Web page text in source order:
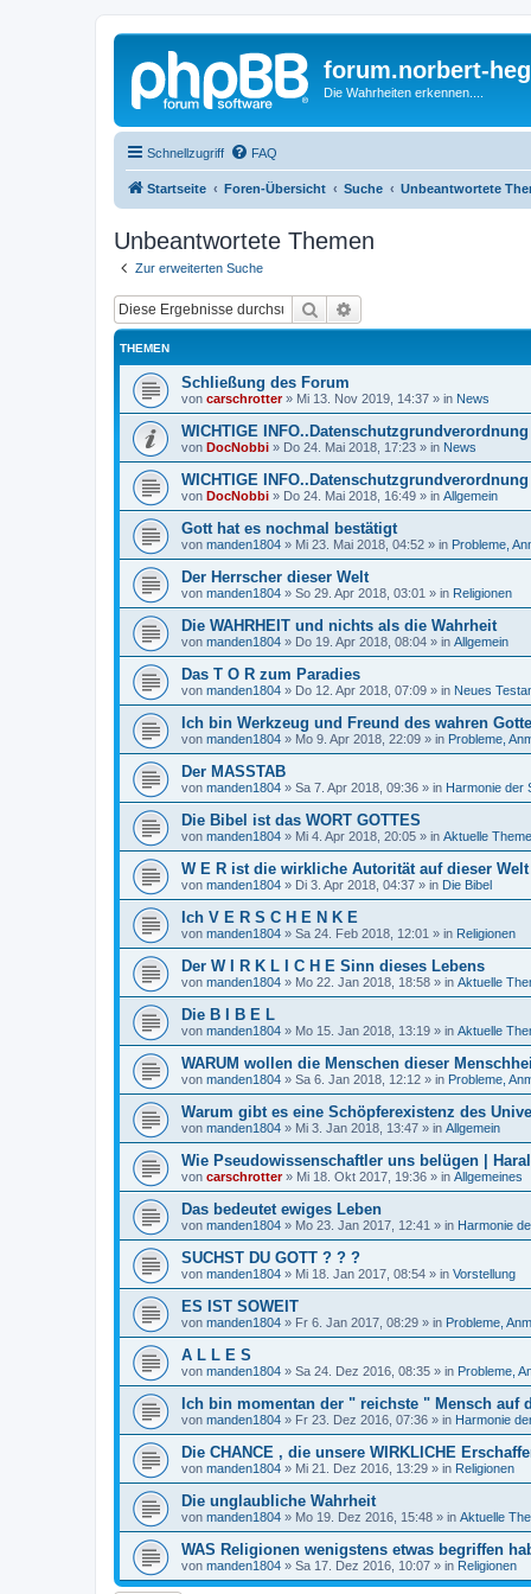
forum.norbert-
Die Wahrheiten erkennen....
Schnellzugriff FAQ
Startseite Foren-Übersicht Suche Unbeantwortete
Unbeantwortete Themen
Zur erweiterten Suche
Suche
THEMEN
Schließung des Forum
von carschrotter» Mi 13. Nov 2019, 14:37 » in News
WICHTIGE INFO..Datenschutzgrundverordnung
von DocNobbi » Do 24. Mai 2018, 17:23 » in News
WICHTIGE INFO..Datenschutzgrundverordnung
von DocNobbi » Do 24. Mai 2018, 16:49 » in Allgemein
Gott hat es nochmal bestätigt
von manden1804 » Mi 23. Mai 2018, 04:52 » in Probleme,
Der Herrscher dieser Welt
von manden1804 » So 29. Apr 2018, 03:01 » in Religionen
Die WAHRHEIT und nichts als die Wahrheit
von manden1804 » Do 19. Apr 2018, 08:04 » in Allgemein
Das T O R zum Paradies
von manden1804 » Do 12. Apr 2018, 07:09 » in Neues
Ich bin Werkzeug und Freund des wahren
von manden1804 » Mo 9. Apr 2018, 22:09 » in Probleme,
Der MASSTAB
von manden1804 » Sa 7. Apr 2018, 09:36 » in Harmonie der
Die Bibel ist das WORT GOTTES
von manden1804 » Mi 4. Apr 2018, 20:05 » in Aktuelle
W E R ist die wirkliche Autorität auf dieser
von manden1804 » Di 3. Apr 2018, 04:37 » in Die Bibel
Ich V E R S C H E N K E
von manden1804 » Sa 24. Feb 2018, 12:01 » in Religionen
Der W I R K L I C H E Sinn dieses Lebens
von manden1804 » Mo 22. Jan 2018, 18:58 » in Aktuelle
Die B I B E L
von manden1804 » Mo 15. Jan 2018, 13:19 » in Aktuelle
WARUM wollen die Menschen dieser
von manden1804 » Sa 6. Jan 2018, 12:12 » in Probleme,
Warum gibt es eine Schöpferexistenz des
von manden1804 » Mi 3. Jan 2018, 13:47 » in Allgemein
Wie Pseudowissenschaftler uns belügen |
von carschrotter» Mi 18. Okt 2017, 19:36 » in Allgemeines
Das bedeutet ewiges Leben
von manden1804 » Mo 23. Jan 2017, 12:41 » in Harmonie
SUCHST DU GOTT ? ? ?
von manden1804 » Mi 18. Jan 2017, 08:54 » in Vorstellung
ES IST SOWEIT
von manden1804 » Fr 6. Jan 2017, 08:29 » in Probleme,
A L L E S
von manden1804 » Sa 24. Dez 2016, 08:35 » in Probleme,
Ich bin momentan der " reichste " Mensch auf
von manden1804 » Fr 23. Dez 2016, 07:36 » in Harmonie
Die CHANCE , die unsere WIRKLICHE
von manden1804 » Mi 21. Dez 2016, 13:29 » in Religionen
Die unglaubliche Wahrheit
von manden1804 » Mo 19. Dez 2016, 15:48 » in Aktuelle
WAS Religionen wenigstens etwas begriffen
von manden1804 » Sa 17. Dez 2016, 10:07 » in Religionen